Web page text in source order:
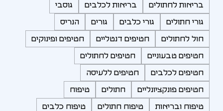
בריאות לחתולים בריאות לכלבים גוסבי
גורי חתולים גורי כלבים גורים הנריס
חול לחתולים חטיפים דנטליים חטיפים ופינוקים
חטיפים טבעוניים חטיפים לחתולים
חטיפים לכלבים חטיפים ללעיסה
חטיפים פונקציונליים חתולים טיפוח
טיפוח ובריאות טיפוח חתולים טיפוח כלבים